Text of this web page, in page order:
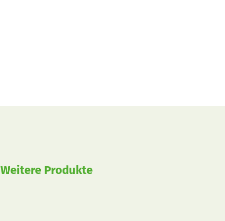
Weitere Produkte